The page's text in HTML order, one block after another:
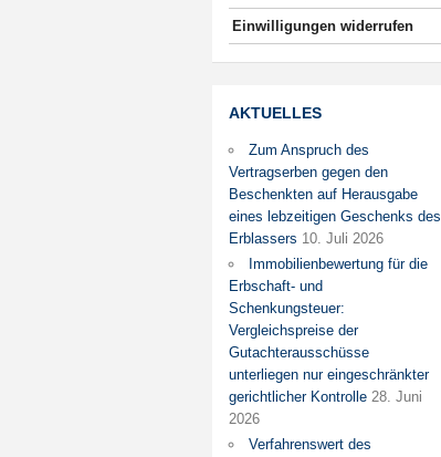
Einwilligungen widerrufen
AKTUELLES
Zum Anspruch des
Vertragserben gegen den
Beschenkten auf Herausgabe
eines lebzeitigen Geschenks des
Erblassers 10. Juli 2026
Immobilienbewertung für die
Erbschaft- und
Schenkungsteuer:
Vergleichspreise der
Gutachterausschüsse
unterliegen nur eingeschränkter
gerichtlicher Kontrolle 28. Juni
2026
Verfahrenswert des